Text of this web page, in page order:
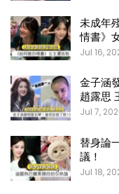
未成年
情書》
Jul 16,
金子涵
趙露思
Jul 7,
替身論
議！
Jul 18,